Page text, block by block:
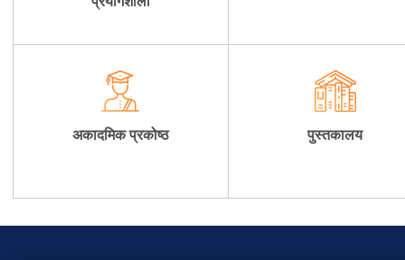
अकादमिक प्रकोष्ठ पुस्तकालय